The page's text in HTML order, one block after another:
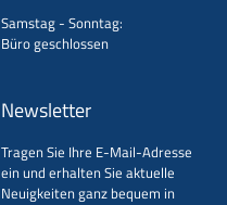
Samstag - Sonntag:
Büro geschlossen
Newsletter
Tragen Sie Ihre E-Mail-Adresse
ein und erhalten Sie aktuelle
Neuigkeiten ganz bequem in